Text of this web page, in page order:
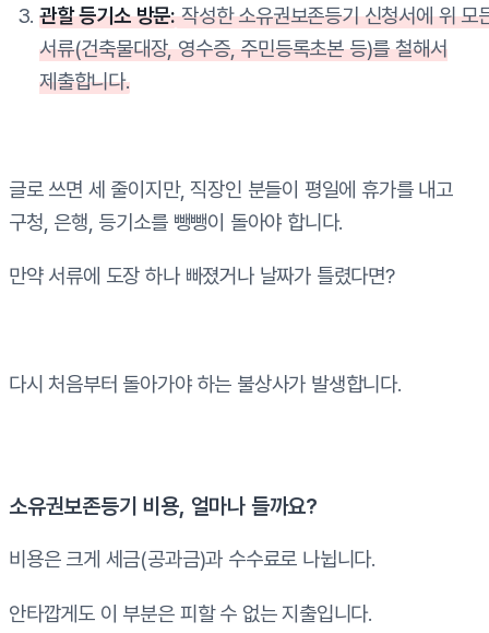
관할 등기소 방문:작성한 소유권보존등기 신청서에 위 모
서류(건축물대장, 영수증, 주민등록초본 등)를 철해서
제출합니다.
글로 쓰면 세 줄이지만, 직장인 분들이 평일에 휴가를 내고
구청, 은행, 등기소를 뺑뺑이 돌아야 합니다.
만약 서류에 도장 하나 빠졌거나 날짜가 틀렸다면?
다시 처음부터 돌아가야 하는 불상사가 발생합니다.
소유권보존등기 비용, 얼마나 들까요?
비용은 크게 세금(공과금)과 수수료로 나뉩니다.
안타깝게도 이 부분은 피할 수 없는 지출입니다.